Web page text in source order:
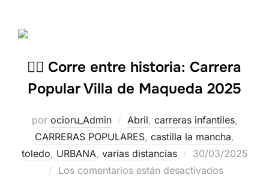
🏃‍♂️ Corre entre historia: Carrera
Popular Villa de Maqueda 2025
por ocioru_Admin Abril, carreras infantiles,
CARRERAS POPULARES, castilla la mancha,
toledo, URBANA, varias distancias
30/03/2025
Los comentarios están desactivados